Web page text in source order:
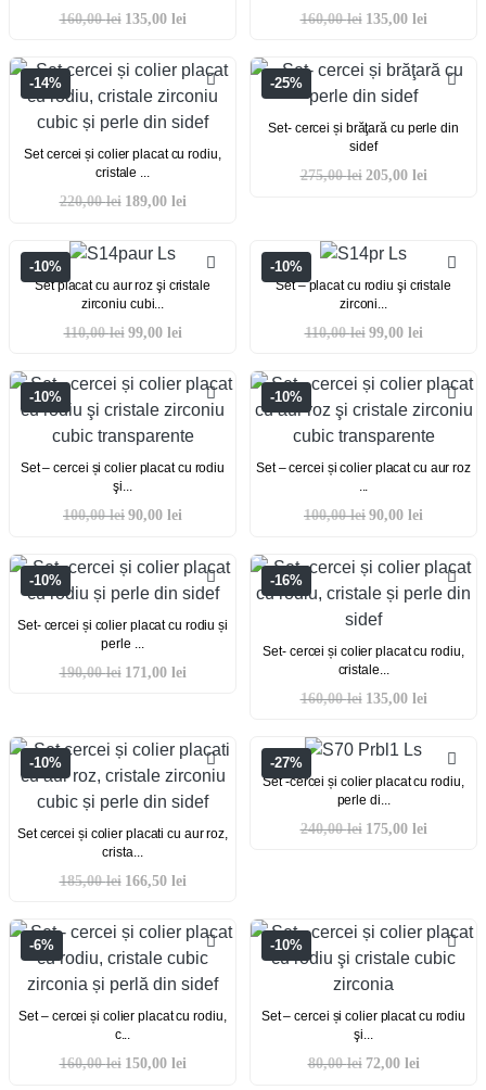
160,00lei 135,00 lei 160,00lei 135,00 lei
-14%
Set cercei și colier placat cu rodiu,
cristale ...
220,00lei 189,00 lei
-25%
Set- cercei și brăţară cu perle din
sidef
275,00lei 205,00 lei
-10%
Set placat cu aur roz şi cristale
zirconiu cubi...
110,00lei 99,00 lei
-10%
Set – placat cu rodiu şi cristale
zirconi...
110,00lei 99,00 lei
-10%
Set – cercei și colier placat cu rodiu
şi...
100,00lei 90,00 lei
-10%
Set – cercei și colier placat cu aur roz
...
100,00lei 90,00 lei
-10%
Set- cercei și colier placat cu rodiu și
perle ...
190,00lei 171,00 lei
-16%
Set- cercei și colier placat cu rodiu,
cristale...
160,00lei 135,00 lei
-10%
Set cercei și colier placati cu aur roz,
crista...
185,00lei 166,50 lei
-27%
Set -cercei și colier placat cu rodiu,
perle di...
240,00lei 175,00 lei
-6%
Set – cercei și colier placat cu rodiu,
c...
160,00lei 150,00 lei
-10%
Set – cercei și colier placat cu rodiu
şi...
80,00lei 72,00 lei